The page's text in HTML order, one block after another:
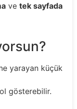
ve tek sayfada
yarayan küçük
gösterebilir.